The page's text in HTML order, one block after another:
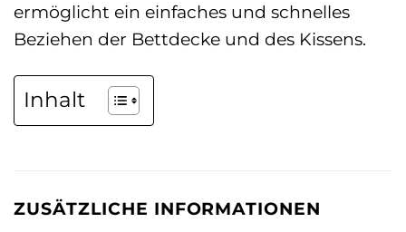
ermöglicht ein einfaches und schnelles
Beziehen der Bettdecke und des Kissens.
Inhalt
ZUSÄTZLICHE INFORMATIONEN